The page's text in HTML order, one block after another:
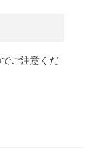
ご注意くだ